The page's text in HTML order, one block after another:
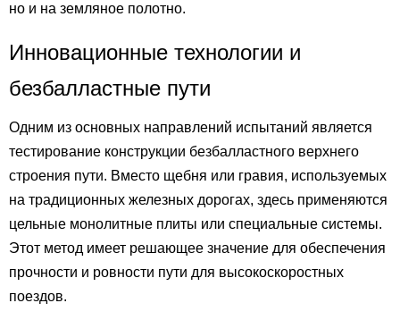
но и на земляное полотно.
Инновационные технологии и
безбалластные пути
Одним из основных направлений испытаний является
тестирование конструкции безбалластного верхнего
строения пути. Вместо щебня или гравия, используемых
на традиционных железных дорогах, здесь применяются
цельные монолитные плиты или специальные системы.
Этот метод имеет решающее значение для обеспечения
прочности и ровности пути для высокоскоростных
поездов.